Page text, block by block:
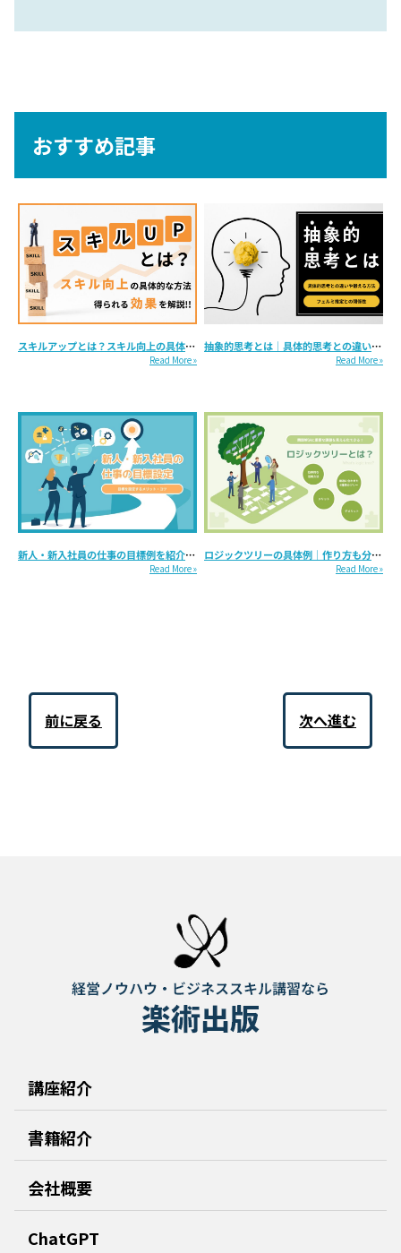
おすすめ記事
スキルアップとは？スキル向上の具体的な方法・得られる効果を解説...
Read More »
抽象的思考とは｜具体的思考との違いや鍛える方法・フェルミ推定との関係性...
Read More »
新人・新入社員の仕事の目標例を紹介｜目標設定のポイントも...
Read More »
ロジックツリーの具体例｜作り方も分かりやすく紹介...
Read More »
前に戻る 次へ進む
講座紹介
書籍紹介
会社概要
ChatGPT